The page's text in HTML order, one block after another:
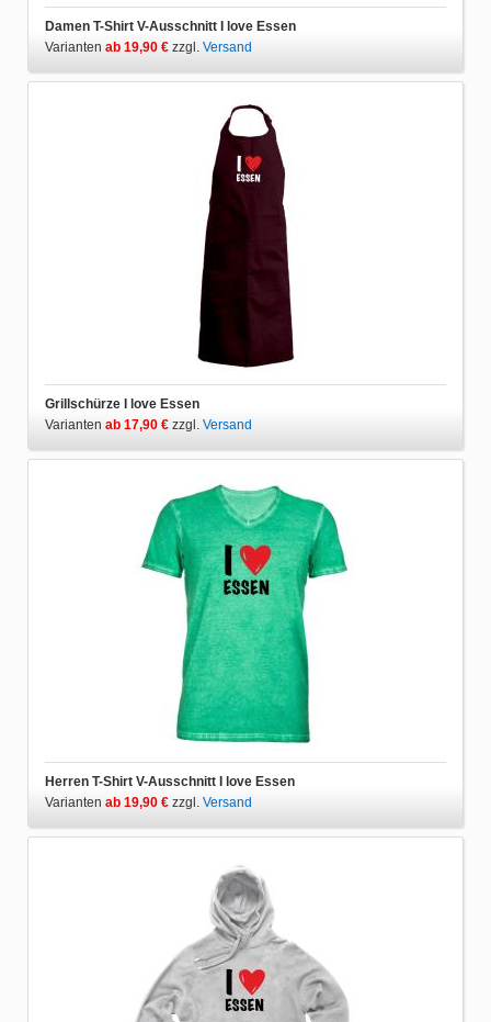
Damen T-Shirt V-Ausschnitt I love Essen
Varianten ab 19,90 € zzgl. Versand
Grillschürze I love Essen
Varianten ab 17,90 € zzgl. Versand
Herren T-Shirt V-Ausschnitt I love Essen
Varianten ab 19,90 € zzgl. Versand